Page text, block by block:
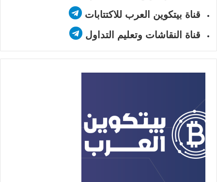
قناة بيتكوين العرب للاكتتابات
قناة النقاشات وتعليم التداول